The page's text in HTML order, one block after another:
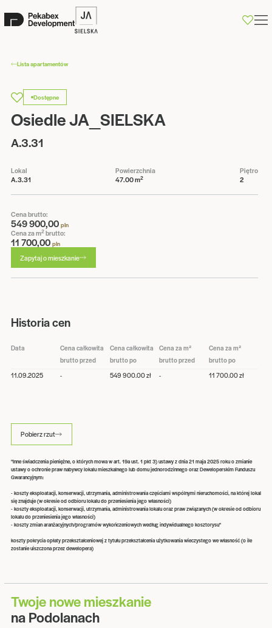
0
Lista apartamentów
Dostępne
Osiedle JA_SIELSKA
A.3.31
Lokal
A.3.31
Powierzchnia
47.00 m2
Piętro
2
Cena brutto:
549 900,00 pln
Cena za m2brutto:
11 700,00 pln
Zapytaj o mieszkanie
Historia cen
Data
Cena całkowita
brutto przed
Cena całkowita
brutto po
Cena za m²
brutto przed
Cena za m²
brutto po
11.09.2025
- 549 900.00 zł - 11 700.00 zł
Pobierz rzut
"Inne świadczenia pieniężne, o których mowa w art. 19a ust. 1 pkt 3) ustawy z dnia 21 maja 2025 roku o zmianie
ustawy o ochronie praw nabywcy lokalu mieszkalnego lub domu jednorodzinnego oraz Deweloperskim Funduszu
Gwarancyjnym:
- koszty eksploatacji, konserwacji, utrzymania, administrowania częściami wspólnymi nieruchomości, na której lokal
się znajduje (w okresie od odbioru lokalu do przeniesienia jego własności)
- koszty eksploatacji, konserwacji, utrzymania, administrowania lokalu oraz praw związanych (w okresie od odbioru
lokalu do przeniesienia jego własności)
- koszty zmian aranżacyjnych/programów wykończeniowych według indywidualnego kosztorysu"
koszty pokrycia opłaty przekształceniowej z tytułu przekształcenia użytkowania wieczystego we własność (o ile
zostanie uiszczona przez dewelopera)
Twoje nowe mieszkanie
na Podolanach